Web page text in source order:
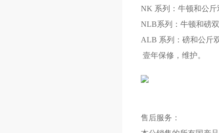
NK 系列：牛
NLB系列：牛
ALB 系列：磅和公斤
壹年保修，维护。
售后服务：